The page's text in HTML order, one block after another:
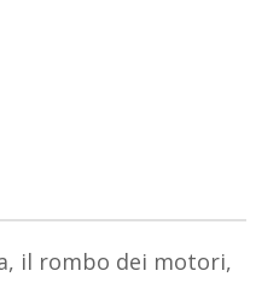
il rombo dei motori,